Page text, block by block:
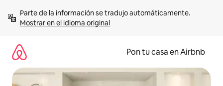
contenidoMostrar en el idioma original
Pon tu casa en Airbnb